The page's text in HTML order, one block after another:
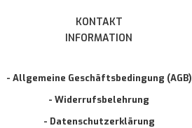
KONTAKT
INFORMATION
- Allgemeine Geschäftsbedingung (AGB)
- Widerrufsbelehrung
- Datenschutzerklärung